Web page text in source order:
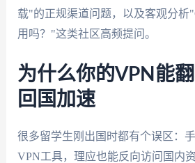
载"的正规渠道问题，以及客观分析
用吗？"这类社区高频提问。
为什么你的VPN能
回国加速
很多留学生刚出国时都有个误区：
VPN工具，理应也能反向访问国内